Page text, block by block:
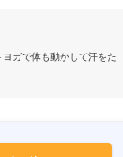
ガで体も動かして汗をた